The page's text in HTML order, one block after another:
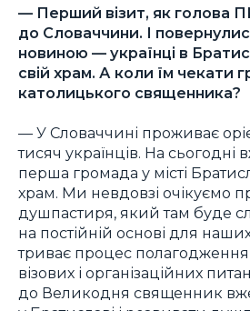
— Перший візит, як голова
до Словаччини. І
новиною — українці в
свій храм. А коли їм чекати
католицького священника?
— У Словаччині проживає
тисяч українців. На сьогодні
перша громада у місті
храм. Ми невдовзі очікуємо
душпастиря, який там буде
на постійній основі для
триває процес полагодження
візових і організаційних
до Великодня священник